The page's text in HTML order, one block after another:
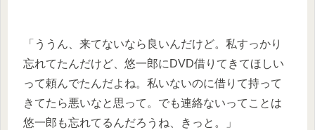
「ううん、来てないなら良いんだけど。私すっかり
忘れてたんだけど、悠一郎にDVD借りてきてほしい
って頼んでたんだよね。私いないのに借りて持って
きてたら悪いなと思って。でも連絡ないってことは
悠一郎も忘れてるんだろうね、きっと。」